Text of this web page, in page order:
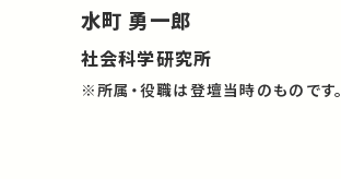
水町 勇一郎
社会科学研究所
※所属・役職は登壇当時のものです。